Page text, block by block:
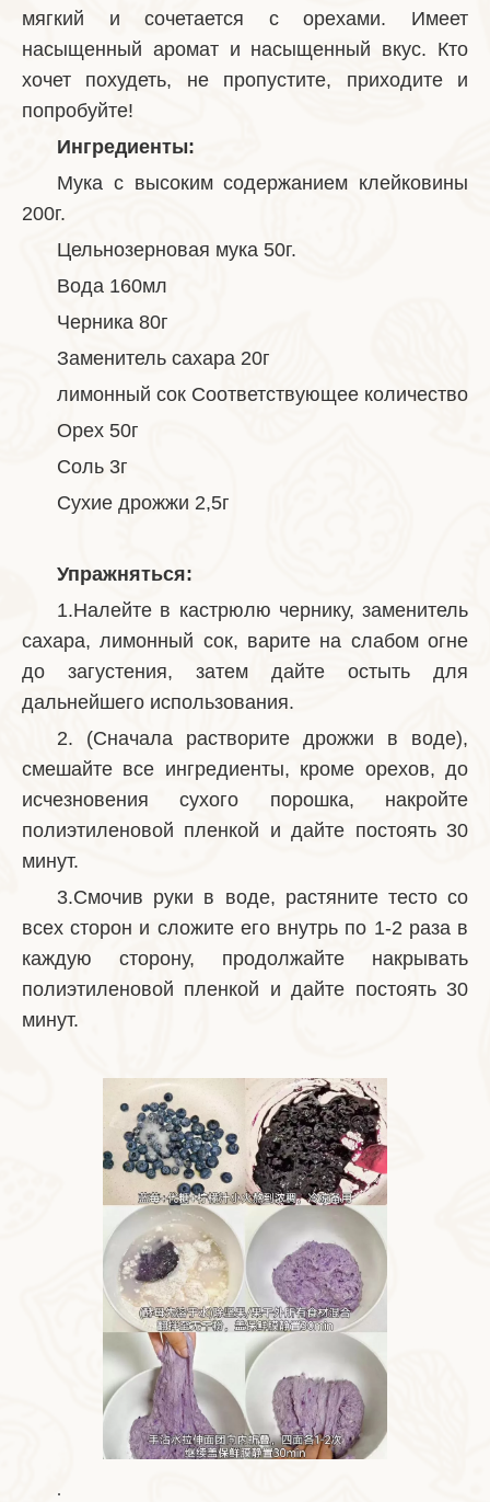
мягкий и сочетается с орехами. Имеет
насыщенный аромат и насыщенный вкус. Кто
хочет похудеть, не пропустите, приходите и
попробуйте!
Ингредиенты:
Мука с высоким содержанием клейковины
200г.
Цельнозерновая мука 50г.
Вода 160мл
Черника 80г
Заменитель сахара 20г
лимонный сок Соответствующее количество
Орех 50г
Соль 3г
Сухие дрожжи 2,5г
Упражняться:
1.Налейте в кастрюлю чернику, заменитель
сахара, лимонный сок, варите на слабом огне
до загустения, затем дайте остыть для
дальнейшего использования.
2. (Сначала растворите дрожжи в воде),
смешайте все ингредиенты, кроме орехов, до
исчезновения сухого порошка, накройте
полиэтиленовой пленкой и дайте постоять 30
минут.
3.Смочив руки в воде, растяните тесто со
всех сторон и сложите его внутрь по 1-2 раза в
каждую сторону, продолжайте накрывать
полиэтиленовой пленкой и дайте постоять 30
минут.
.